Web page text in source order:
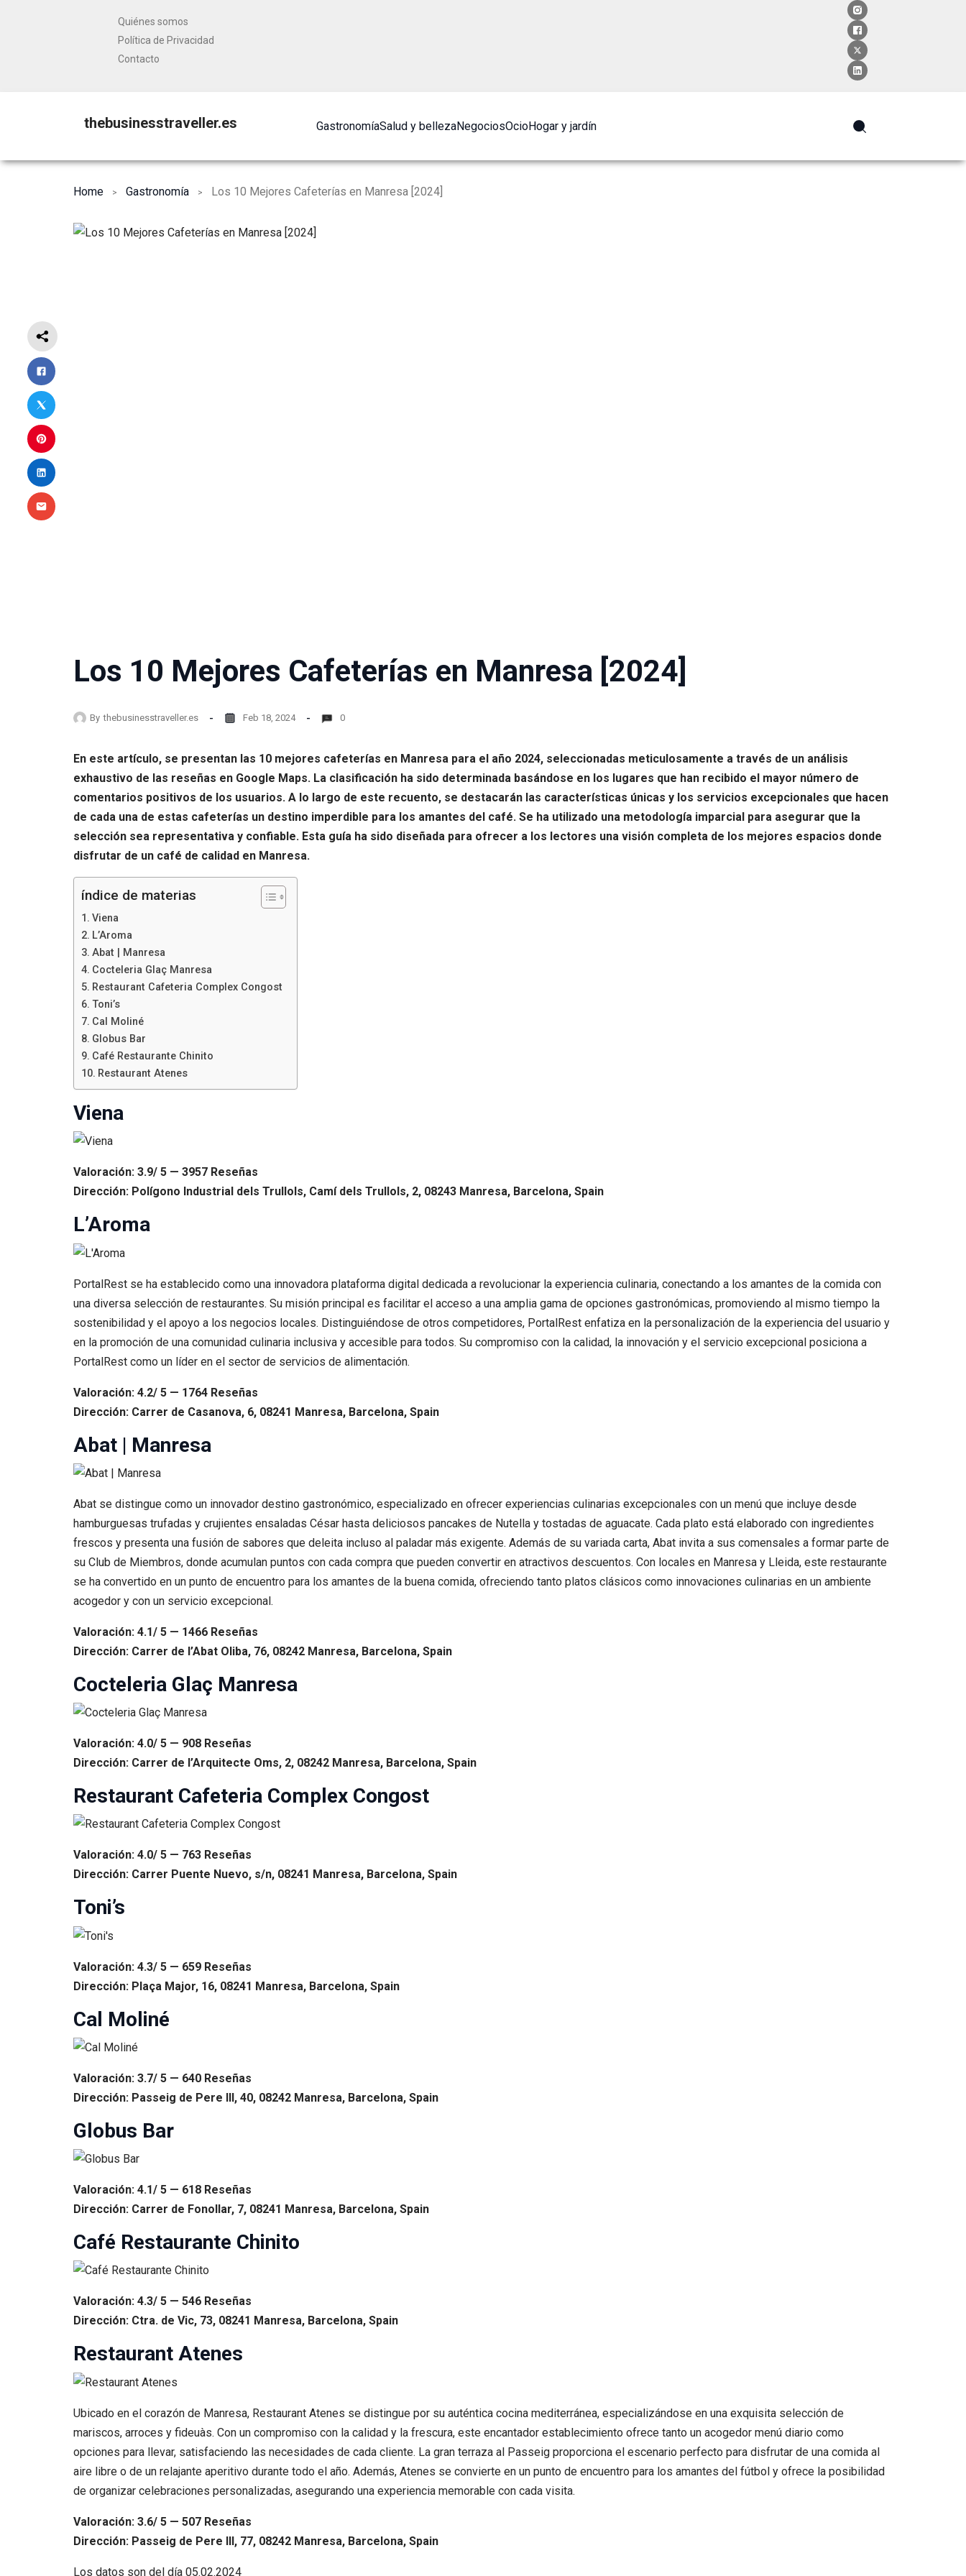
Quiénes somos
Política de Privacidad
Contacto
thebusinesstraveller.es GastronomíaSalud y bellezaNegociosOcioHogar y jardín
Home Gastronomía Los 10 Mejores Cafeterías en Manresa [2024]
Los 10 Mejores Cafeterías en Manresa [2024]
By thebusinesstraveller.es Feb 18, 2024 0
En este artículo, se presentan las 10 mejores cafeterías en Manresa para el año 2024, seleccionadas meticulosamente a través de un análisis
exhaustivo de las reseñas en Google Maps. La clasificación ha sido determinada basándose en los lugares que han recibido el mayor número de
comentarios positivos de los usuarios. A lo largo de este recuento, se destacarán las características únicas y los servicios excepcionales que hacen
de cada una de estas cafeterías un destino imperdible para los amantes del café. Se ha utilizado una metodología imparcial para asegurar que la
selección sea representativa y confiable. Esta guía ha sido diseñada para ofrecer a los lectores una visión completa de los mejores espacios donde
disfrutar de un café de calidad en Manresa.
índice de materias
Viena
L’Aroma
Abat | Manresa
Cocteleria Glaç Manresa
Restaurant Cafeteria Complex Congost
Toni’s
Cal Moliné
Globus Bar
Café Restaurante Chinito
Restaurant Atenes
Viena
Valoración: 3.9/ 5 — 3957 Reseñas
Dirección: Polígono Industrial dels Trullols, Camí dels Trullols, 2, 08243 Manresa, Barcelona, Spain
L’Aroma
PortalRest se ha establecido como una innovadora plataforma digital dedicada a revolucionar la experiencia culinaria, conectando a los amantes de la comida con
una diversa selección de restaurantes. Su misión principal es facilitar el acceso a una amplia gama de opciones gastronómicas, promoviendo al mismo tiempo la
sostenibilidad y el apoyo a los negocios locales. Distinguiéndose de otros competidores, PortalRest enfatiza en la personalización de la experiencia del usuario y
en la promoción de una comunidad culinaria inclusiva y accesible para todos. Su compromiso con la calidad, la innovación y el servicio excepcional posiciona a
PortalRest como un líder en el sector de servicios de alimentación.
Valoración: 4.2/ 5 — 1764 Reseñas
Dirección: Carrer de Casanova, 6, 08241 Manresa, Barcelona, Spain
Abat | Manresa
Abat se distingue como un innovador destino gastronómico, especializado en ofrecer experiencias culinarias excepcionales con un menú que incluye desde
hamburguesas trufadas y crujientes ensaladas César hasta deliciosos pancakes de Nutella y tostadas de aguacate. Cada plato está elaborado con ingredientes
frescos y presenta una fusión de sabores que deleita incluso al paladar más exigente. Además de su variada carta, Abat invita a sus comensales a formar parte de
su Club de Miembros, donde acumulan puntos con cada compra que pueden convertir en atractivos descuentos. Con locales en Manresa y Lleida, este restaurante
se ha convertido en un punto de encuentro para los amantes de la buena comida, ofreciendo tanto platos clásicos como innovaciones culinarias en un ambiente
acogedor y con un servicio excepcional.
Valoración: 4.1/ 5 — 1466 Reseñas
Dirección: Carrer de l’Abat Oliba, 76, 08242 Manresa, Barcelona, Spain
Cocteleria Glaç Manresa
Valoración: 4.0/ 5 — 908 Reseñas
Dirección: Carrer de l’Arquitecte Oms, 2, 08242 Manresa, Barcelona, Spain
Restaurant Cafeteria Complex Congost
Valoración: 4.0/ 5 — 763 Reseñas
Dirección: Carrer Puente Nuevo, s/n, 08241 Manresa, Barcelona, Spain
Toni’s
Valoración: 4.3/ 5 — 659 Reseñas
Dirección: Plaça Major, 16, 08241 Manresa, Barcelona, Spain
Cal Moliné
Valoración: 3.7/ 5 — 640 Reseñas
Dirección: Passeig de Pere III, 40, 08242 Manresa, Barcelona, Spain
Globus Bar
Valoración: 4.1/ 5 — 618 Reseñas
Dirección: Carrer de Fonollar, 7, 08241 Manresa, Barcelona, Spain
Café Restaurante Chinito
Valoración: 4.3/ 5 — 546 Reseñas
Dirección: Ctra. de Vic, 73, 08241 Manresa, Barcelona, Spain
Restaurant Atenes
Ubicado en el corazón de Manresa, Restaurant Atenes se distingue por su auténtica cocina mediterránea, especializándose en una exquisita selección de
mariscos, arroces y fideuàs. Con un compromiso con la calidad y la frescura, este encantador establecimiento ofrece tanto un acogedor menú diario como
opciones para llevar, satisfaciendo las necesidades de cada cliente. La gran terraza al Passeig proporciona el escenario perfecto para disfrutar de una comida al
aire libre o de un relajante aperitivo durante todo el año. Además, Atenes se convierte en un punto de encuentro para los amantes del fútbol y ofrece la posibilidad
de organizar celebraciones personalizadas, asegurando una experiencia memorable con cada visita.
Valoración: 3.6/ 5 — 507 Reseñas
Dirección: Passeig de Pere III, 77, 08242 Manresa, Barcelona, Spain
Los datos son del día 05.02.2024